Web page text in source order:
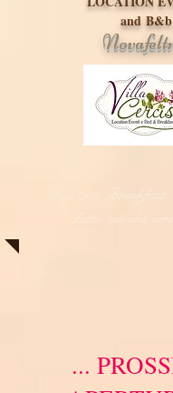
and B&b
Tutto ciò che
...